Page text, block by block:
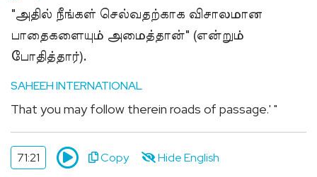
"அதில் நீங்கள் செல்வதற்காக விசாலமான
பாதைகளையும் அமைத்தான்" (என்றும்
போதித்தார்).
SAHEEH INTERNATIONAL
That you may follow therein roads of passage.' "
71:21 Copy Hide English